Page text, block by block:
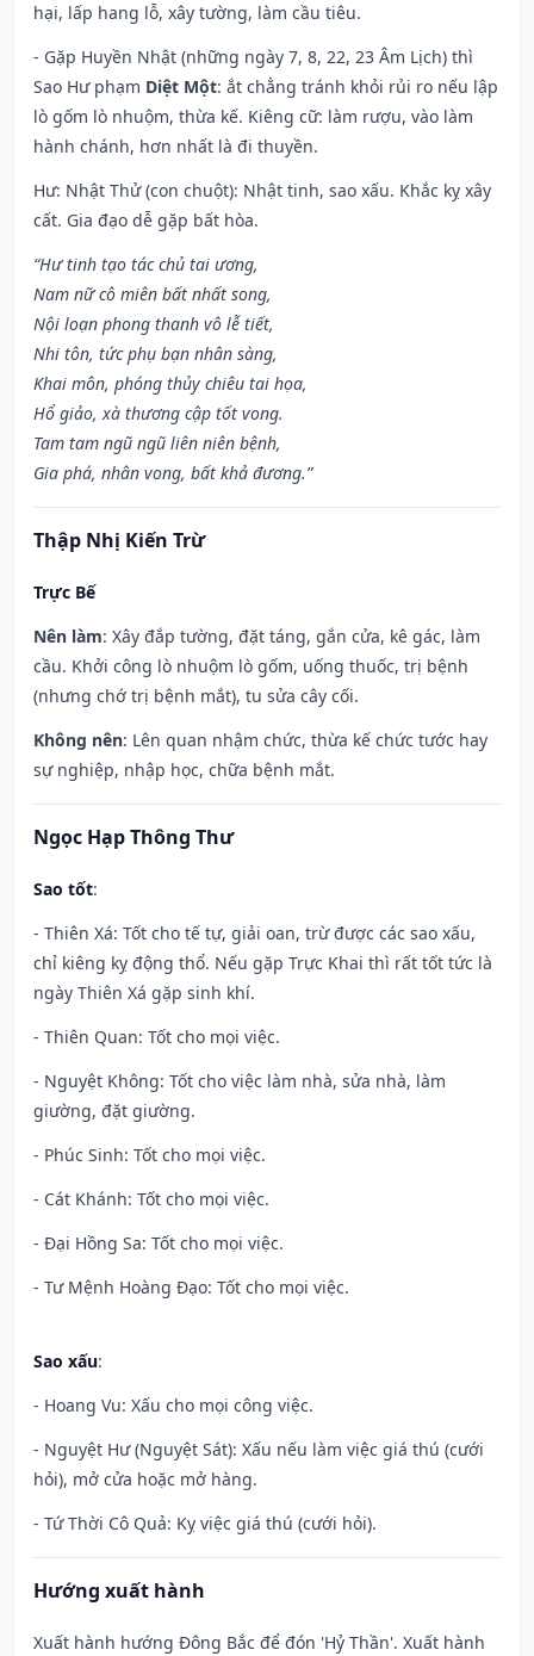
hại, lấp hang lỗ, xây tường, làm cầu tiêu.
- Gặp Huyền Nhật (những ngày 7, 8, 22, 23 Âm Lịch) thì
Sao Hư phạm Diệt Một: ắt chẳng tránh khỏi rủi ro nếu lập
lò gốm lò nhuộm, thừa kế. Kiêng cữ: làm rượu, vào làm
hành chánh, hơn nhất là đi thuyền.
Hư: Nhật Thử (con chuột): Nhật tinh, sao xấu. Khắc kỵ xây
cất. Gia đạo dễ gặp bất hòa.
“Hư tinh tạo tác chủ tai ương,
Nam nữ cô miên bất nhất song,
Nội loạn phong thanh vô lễ tiết,
Nhi tôn, tức phụ bạn nhân sàng,
Khai môn, phóng thủy chiêu tai họa,
Hổ giảo, xà thương cập tốt vong.
Tam tam ngũ ngũ liên niên bệnh,
Gia phá, nhân vong, bất khả đương.”
Thập Nhị Kiến Trừ
Trực Bế
Nên làm: Xây đắp tường, đặt táng, gắn cửa, kê gác, làm
cầu. Khởi công lò nhuộm lò gốm, uống thuốc, trị bệnh
(nhưng chớ trị bệnh mắt), tu sửa cây cối.
Không nên: Lên quan nhậm chức, thừa kế chức tước hay
sự nghiệp, nhập học, chữa bệnh mắt.
Ngọc Hạp Thông Thư
Sao tốt:
- Thiên Xá: Tốt cho tế tự, giải oan, trừ được các sao xấu,
chỉ kiêng kỵ động thổ. Nếu gặp Trực Khai thì rất tốt tức là
ngày Thiên Xá gặp sinh khí.
- Thiên Quan: Tốt cho mọi việc.
- Nguyệt Không: Tốt cho việc làm nhà, sửa nhà, làm
giường, đặt giường.
- Phúc Sinh: Tốt cho mọi việc.
- Cát Khánh: Tốt cho mọi việc.
- Đại Hồng Sa: Tốt cho mọi việc.
- Tư Mệnh Hoàng Đạo: Tốt cho mọi việc.
Sao xấu:
- Hoang Vu: Xấu cho mọi công việc.
- Nguyệt Hư (Nguyệt Sát): Xấu nếu làm việc giá thú (cưới
hỏi), mở cửa hoặc mở hàng.
- Tứ Thời Cô Quả: Kỵ việc giá thú (cưới hỏi).
Hướng xuất hành
Xuất hành hướng Đông Bắc để đón 'Hỷ Thần'. Xuất hành